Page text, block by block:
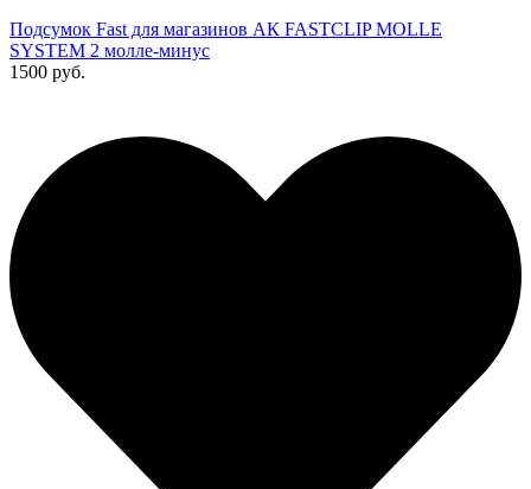
Подсумок Fast для магазинов АК FASTCLIP MOLLE
SYSTEM 2 молле-минус
1500 руб.